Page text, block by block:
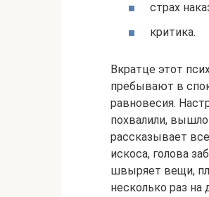
страх
критика.
Вкратце этот
пребывают в
равновесия.
похвалили,
рассказывает
искоса, голова
швыряет вещи,
несколько раз на